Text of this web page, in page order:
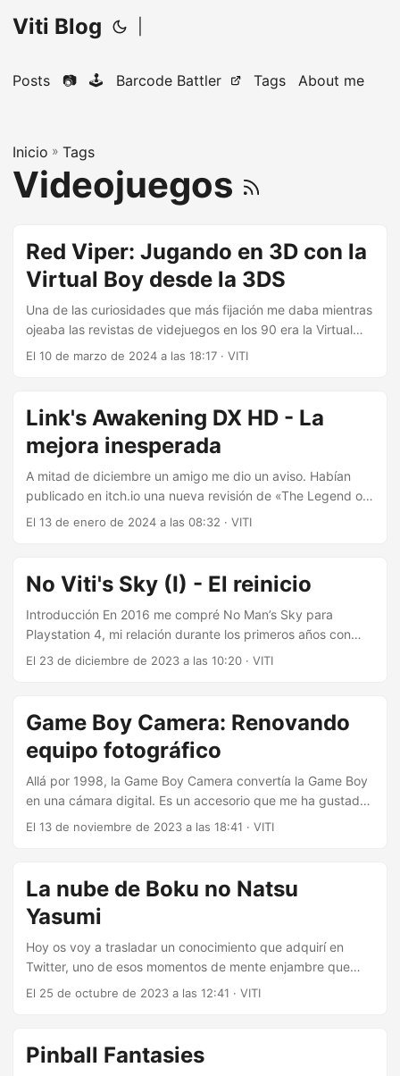
Viti Blog
Posts 📷 🕹️ Barcode Battler Tags About me
Inicio » Tags
Videojuegos
Red Viper: Jugando en 3D con la
Virtual Boy desde la 3DS
Una de las curiosidades que más fijación me daba mientras
ojeaba las revistas de videjuegos en los 90 era la Virtual
Boy. El simple hecho de ser una consola que no podía
cuando decidí comprarme una Virtual Boy (y menos mal
que la pillé en esa época). Y vi de primera mano su
rareza....
El 10 de marzo de 2024 a las 18:17 · VITI
Link's Awakening DX HD - La
mejora inesperada
A mitad de diciembre un amigo me dio un aviso. Habían
publicado en itch.io una nueva revisión de «The Legend of
Zelda: Link’s Awakening». Era muy fácil llamarme la
por él. No es un remaster cualquiera Han hecho una
fantástica ingeniería inversa del juego. Extraído todos los
sprites tiles, eventos y hecho un remozado en un motor
nuevo....
El 13 de enero de 2024 a las 08:32 · VITI
No Viti's Sky (I) - El reinicio
Introducción En 2016 me compré No Man’s Sky para
Playstation 4, mi relación durante los primeros años con
este juego fue algo tumultuosa. Echaba horas por la noche,
hacerme con una Steam Deck, decidí pillarlo en PC para
volver a disfrutarlo desde el principio tras todas las
revisiones continuas que han hecho en estos 7 años de
El 23 de diciembre de 2023 a las 10:20 · VITI
Game Boy Camera: Renovando
equipo fotográfico
Allá por 1998, la Game Boy Camera convertía la Game Boy
en una cámara digital. Es un accesorio que me ha gustado
mucho de siempre, aunque me he encontrado con algún
definitivo. Adelantada a su época No es sólo una simple
cámara, con una rotación de 180 grados la convirte en una
de las primeras cámaras “selfie”....
El 13 de noviembre de 2023 a las 18:41 · VITI
La nube de Boku no Natsu
Yasumi
Hoy os voy a trasladar un conocimiento que adquirí en
Twitter, uno de esos momentos de mente enjambre que
hace que añores lo que era esa red social. Mis vacaciones
una saga que no ha salido de Japón, salvo con la
excepción del spin-off de “Las vacaciones de verano de
El 25 de octubre de 2023 a las 12:41 · VITI
Pinball Fantasies